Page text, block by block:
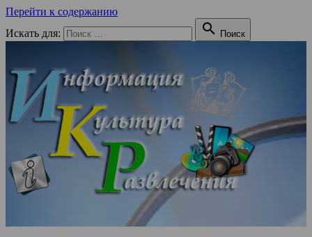
Перейти к содержанию
Искать для:
 Поиск